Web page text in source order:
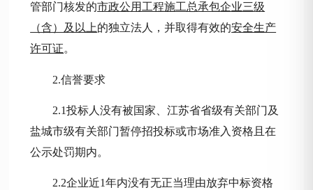
管部门核发的市政公用工程施工总承包企业三级
（含）及以上的独立法人，并取得有效的安全生产
许可证。
2.信誉要求
2.1投标人没有被国家、江苏省省级有关部门及
盐城市级有关部门暂停招投标或市场准入资格且在
公示处罚期内。
2.2企业近1年内没有无正当理由放弃中标资格